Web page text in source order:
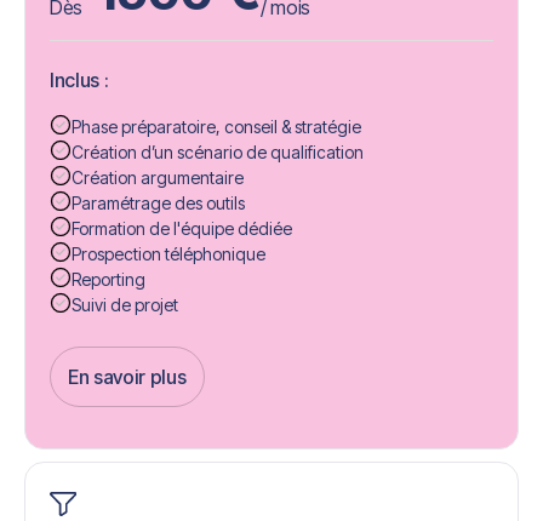
Dès / mois
Inclus :
Phase préparatoire, conseil & stratégie
Création d’un scénario de qualification
Création argumentaire
Paramétrage des outils
Formation de l'équipe dédiée
Prospection téléphonique
Reporting
Suivi de projet
En savoir plus
Get Started